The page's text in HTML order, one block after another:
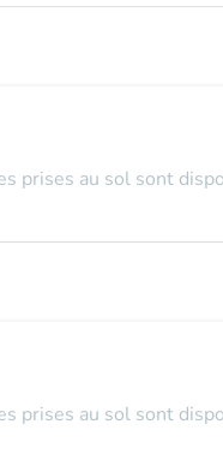
prises au sol sont
prises au sol sont